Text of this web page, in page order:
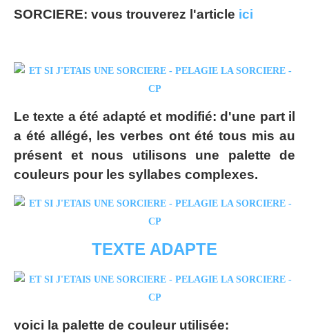
SORCIERE: vous trouverez l'article ici
Le texte a été adapté et modifié: d'une part il
a été allégé, les verbes ont été tous mis au
présent et nous utilisons une palette de
couleurs pour les syllabes complexes.
TEXTE ADAPTE
voici la palette de couleur utilisée: